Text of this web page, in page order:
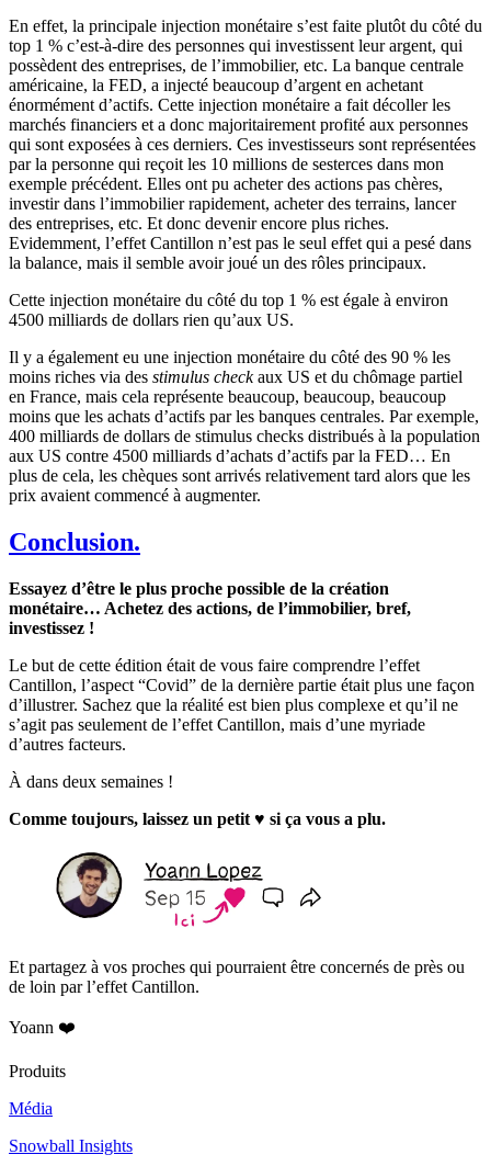
En effet, la principale injection monétaire s’est faite plutôt du côté du
top 1 % c’est-à-dire des personnes qui investissent leur argent, qui
possèdent des entreprises, de l’immobilier, etc. La banque centrale
américaine, la FED, a injecté beaucoup d’argent en achetant
énormément d’actifs. Cette injection monétaire a fait décoller les
marchés financiers et a donc majoritairement profité aux personnes
qui sont exposées à ces derniers. Ces investisseurs sont représentées
par la personne qui reçoit les 10 millions de sesterces dans mon
exemple précédent. Elles ont pu acheter des actions pas chères,
investir dans l’immobilier rapidement, acheter des terrains, lancer
des entreprises, etc. Et donc devenir encore plus riches.
Evidemment, l’effet Cantillon n’est pas le seul effet qui a pesé dans
la balance, mais il semble avoir joué un des rôles principaux.
Cette injection monétaire du côté du top 1 % est égale à environ
4500 milliards de dollars rien qu’aux US.
Il y a également eu une injection monétaire du côté des 90 % les
moins riches via des stimulus checkaux US et du chômage partiel
en France, mais cela représente beaucoup, beaucoup, beaucoup
moins que les achats d’actifs par les banques centrales. Par exemple,
400 milliards de dollars de stimulus checks distribués à la population
aux US contre 4500 milliards d’achats d’actifs par la FED… En
plus de cela, les chèques sont arrivés relativement tard alors que les
prix avaient commencé à augmenter.
Conclusion.
Essayez d’être le plus proche possible de la création
monétaire… Achetez des actions, de l’immobilier, bref,
investissez !
Le but de cette édition était de vous faire comprendre l’effet
Cantillon, l’aspect “Covid” de la dernière partie était plus une façon
d’illustrer. Sachez que la réalité est bien plus complexe et qu’il ne
s’agit pas seulement de l’effet Cantillon, mais d’une myriade
d’autres facteurs.
À dans deux semaines !
Comme toujours, laissez un petit ♥️ si ça vous a plu.
Et partagez à vos proches qui pourraient être concernés de près ou
de loin par l’effet Cantillon.
Yoann ❤️
Produits
Média
Snowball Insights